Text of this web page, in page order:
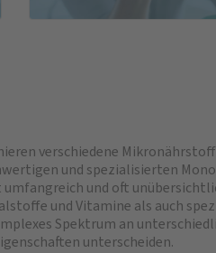
verschiedene
und spezialisierten
und oft
und Vitamine als auch
Spektrum an
unterscheiden.